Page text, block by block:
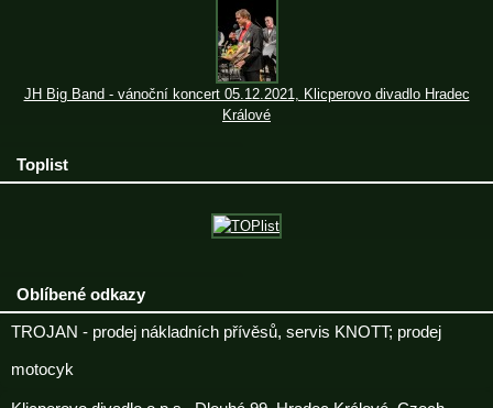
JH Big Band - vánoční koncert 05.12.2021, Klicperovo divadlo Hradec
Králové
Toplist
Oblíbené odkazy
TROJAN - prodej nákladních přívěsů, servis KNOTT; prodej
motocyk